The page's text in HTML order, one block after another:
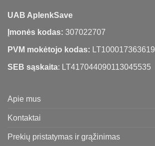
UAB AplenkSave
Įmonės kodas: 307022707
PVM mokėtojo kodas: LT100017363619
SEB sąskaita: LT417044090113045535
Apie mus
Kontaktai
Prekių pristatymas ir grąžinimas